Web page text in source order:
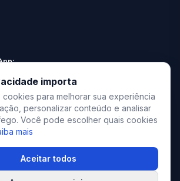
importa
cookies para melhorar sua experiência
personalizar conteúdo e analisar
Você pode escolher quais cookies
mais
Aceitar todos